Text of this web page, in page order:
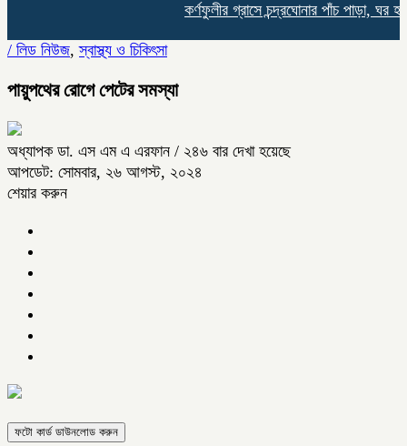
কর্ণফুলীর গ্রাসে চন্দ্রঘোনার পাঁচ পাড়া, ঘর
/ লিড নিউজ,স্বাস্থ্য ও চিকিৎসা
পায়ুপথের রোগে পেটের সমস্যা
অধ্যাপক ডা. এস এম এ এরফান / ২৪৬ বার দেখা হয়েছে
আপডেট: সোমবার, ২৬ আগস্ট, ২০২৪
শেয়ার করুন
ফটো কার্ড ডাউনলোড করুন